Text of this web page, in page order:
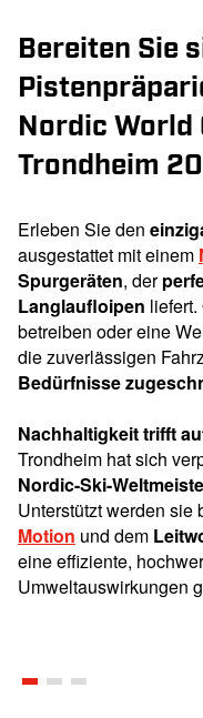
Bereiten Sie
Nordic World
Trondheim
Erleben Sie den
ausgestattet mit einem
Spurgeräten, der
Langlaufloipen
betreiben oder eine
die zuverlässigen
Bedürfnisse
Nachhaltigkeit trifft
Trondheim hat sich
Nordic-Ski-
Unterstützt werden sie
Motion und dem
eine effiziente,
Umweltauswirkungen